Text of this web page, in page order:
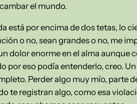
el mundo.
está por encima de dos tetas, lo
o no, sean grandes o no, me
dolor enorme en el alma aunque
por eso podía entenderlo, creo.
Perder algo muy mío, parte
te registran algo, como esa